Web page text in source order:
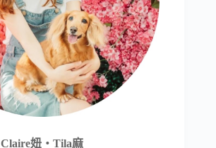
Claire妞‧Tila麻